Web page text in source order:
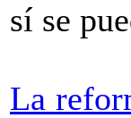
sí se
La